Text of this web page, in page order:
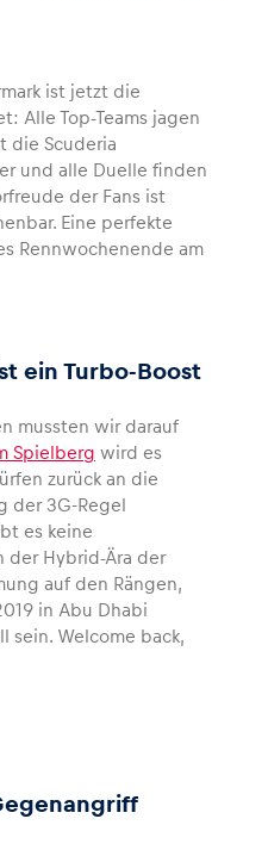
Alle anzeigen
Alle anzeigen
ist jetzt die
Alle Top-Teams jagen
die Scuderia
und alle Duelle finden
der Fans ist
Eine perfekte
Rennwochenende am
ein Turbo-Boost
mussten wir darauf
Spielberg wird es
zurück an die
der 3G-Regel
es keine
der Hybrid-Ära der
auf den Rängen,
in Abu Dhabi
sein. Welcome back,